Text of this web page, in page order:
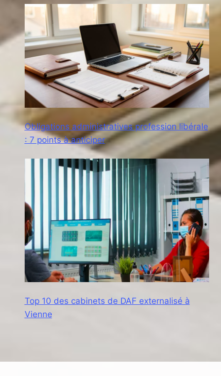
Obligations administratives profession libérale
: 7 points à anticiper
Top 10 des cabinets de DAF externalisé à
Vienne